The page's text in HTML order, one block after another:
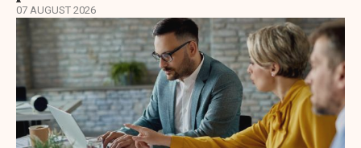
07 AUGUST 2026